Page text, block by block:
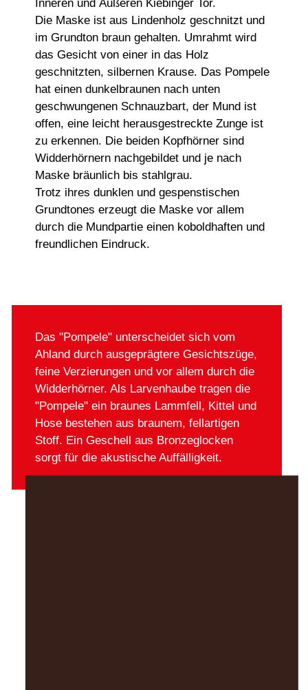
Inneren und Äußeren Kiebinger Tor.
Die Maske ist aus Lindenholz geschnitzt und
im Grundton braun gehalten. Umrahmt wird
das Gesicht von einer in das Holz
geschnitzten, silbernen Krause. Das Pompele
hat einen dunkelbraunen nach unten
geschwungenen Schnauzbart, der Mund ist
offen, eine leicht herausgestreckte Zunge ist
zu erkennen. Die beiden Kopfhörner sind
Widderhörnern nachgebildet und je nach
Maske bräunlich bis stahlgrau.
Trotz ihres dunklen und gespenstischen
Grundtones erzeugt die Maske vor allem
durch die Mundpartie einen koboldhaften und
freundlichen Eindruck.
Das "Pompele" unterscheidet sich vom
Ahland durch ausgeprägtere Gesichtszüge,
feine Verzierungen und vor allem durch die
Widderhörner. Als Larvenhaube tragen die
"Pompele" ein braunes Lammfell, Kittel und
Hose bestehen aus braunem, fellartigen
Stoff. Ein Geschell aus Bronzeglocken
sorgt für die akustische Auffälligkeit.